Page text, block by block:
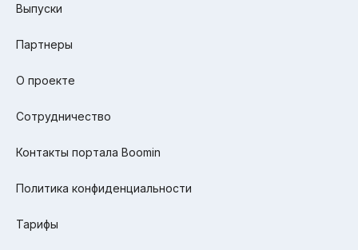
Выпуски
Партнеры
О проекте
Сотрудничество
Контакты портала Boomin
Политика конфиденциальности
Тарифы